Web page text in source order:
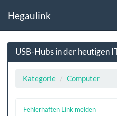
Hegaulink
USB-Hubs in der heutigen
Kategorie Computer
Fehlerhaften Link melden